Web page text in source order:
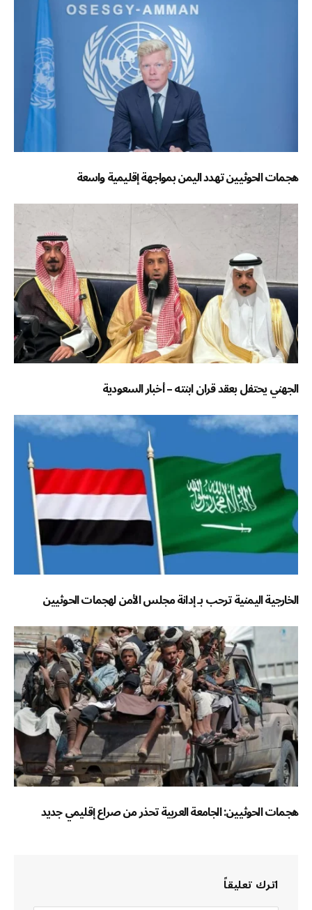
هجمات الحوثيين تهدد اليمن بمواجهة إقليمية واسعة
الجهني يحتفل بعقد قران ابنته – أخبار السعودية
الخارجية اليمنية ترحب بـ إدانة مجلس الأمن لهجمات الحوثيين
هجمات الحوثيين: الجامعة العربية تحذر من صراع إقليمي جديد
اترك تعليقاً